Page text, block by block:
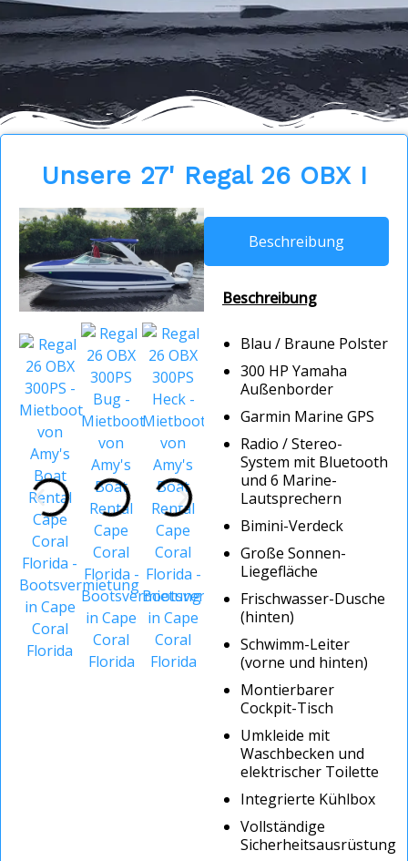
Unsere 27' Regal 26 OBX I
Beschreibung
Beschreibung
Blau / Braune Polster
300 HP Yamaha
Außenborder
Garmin Marine GPS
Radio / Stereo-
System mit Bluetooth
und 6 Marine-
Lautsprechern
Bimini-Verdeck
Große Sonnen-
Liegefläche
Frischwasser-Dusche
(hinten)
Schwimm-Leiter
(vorne und hinten)
Montierbarer
Cockpit-Tisch
Umkleide mit
Waschbecken und
elektrischer Toilette
Integrierte Kühlbox
Vollständige
Sicherheitsausrüstung